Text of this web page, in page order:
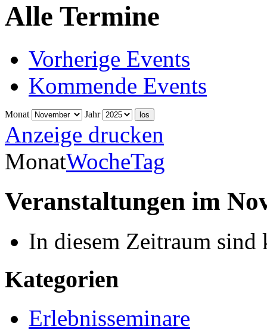
Alle Termine
Vorherige Events
Kommende Events
Monat Jahr
Anzeige drucken
MonatWocheTag
Veranstaltungen im
In diesem Zeitraum sind
Kategorien
Erlebnisseminare